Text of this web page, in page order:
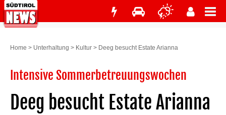
Home > Unterhaltung > Kultur > Deeg besucht Estate Arianna
Intensive Sommerbetreuungswochen
Deeg besucht Estate Arianna